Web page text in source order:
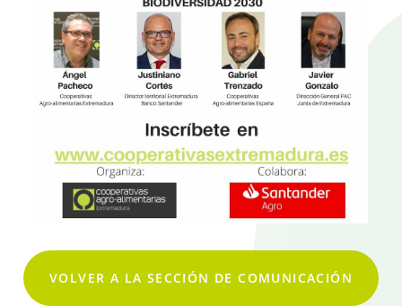
VOLVER A LA SECCIÓN DE COMUNICACIÓN